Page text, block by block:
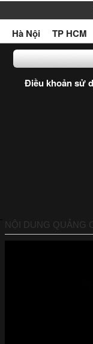
Hà Nội
TP HCM
Điều khoản sử